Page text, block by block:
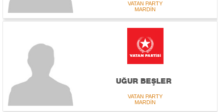
VATAN PARTY
MARDİN
UĞUR BEŞLER
VATAN PARTY
MARDİN